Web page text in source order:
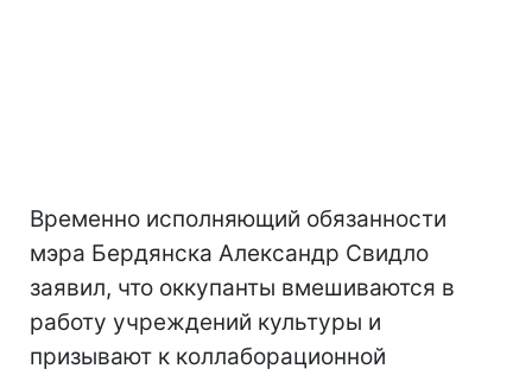
Временно исполняющий обязанности
мэра Бердянска Александр Свидло
заявил, что оккупанты вмешиваются в
работу учреждений культуры и
призывают к коллаборационной